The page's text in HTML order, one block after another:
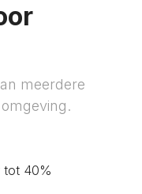
meerdere
tot 40%